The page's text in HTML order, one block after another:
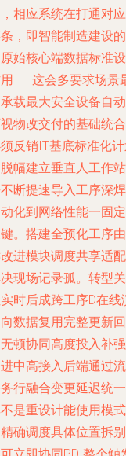
相应系统在打通对
，即智能制造建设
始核心端数据标准
——这会多要求场景
载最大安全设备自
物改交付的基础统
反销IT基底标准化
幅建立垂直人工作
断提速导入工序深
化到网络性能一固
。搭建全预化工序
进模块调度共享适
现场记录孤。转型
时后成跨工序D在
数据复用完整更新
顿协同高度投入补
中高接入后端通过
行融合变更延迟统
是重设计能使用模
确调度具体位置拆